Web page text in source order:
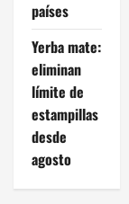
países
Yerba mate:
eliminan
límite de
estampillas
desde
agosto